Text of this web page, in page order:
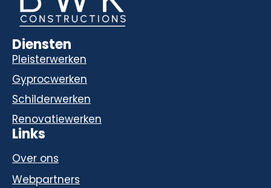
Diensten
Pleisterwerken
Gyprocwerken
Schilderwerken
Renovatiewerken
Links
Over ons
Webpartners